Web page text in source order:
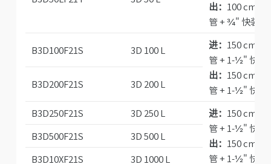
出： 100 cm
管 + ¾" 快装接
B3D100F21S 3D 100 L 进： 150 cm
管 + 1-½" 快装
出： 150 cm
管 + 1-½" 快装
B3D200F21S 3D 200 L
B3D250F21S 3D 250 L 进： 150 cm
管 + 1-½" 快装
出： 150 cm
管 + 1-½" 快装
B3D500F21S
3D 500 L
B3D10XF21S
3D 1000 L